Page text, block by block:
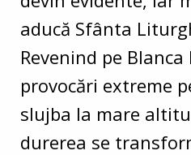
aducă Sfânta
Revenind pe Blanca
provocări extreme
slujba la mare
durerea se